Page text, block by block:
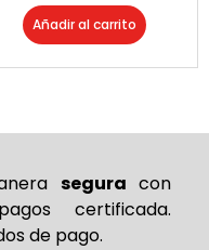
Añadir al carrito
segura con
certificada.
de pago.